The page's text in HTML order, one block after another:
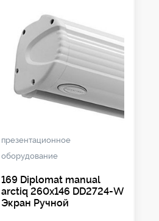
презентационное
оборудование
169 Diplomat manual
arctiq 260x146 DD2724-W
Экран Ручной